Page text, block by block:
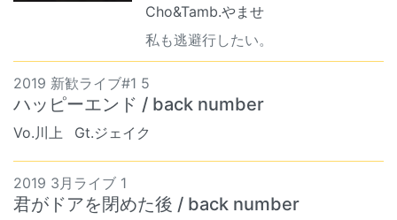
Cho&Tamb.やませ
私も逃避行したい。
2019 新歓ライブ#1 5
ハッピーエンド / back number
Vo.川上 Gt.ジェイク
2019 3月ライブ 1
君がドアを閉めた後 / back number